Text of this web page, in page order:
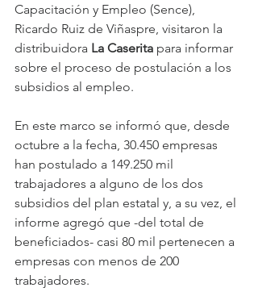
Capacitación y Empleo (Sence),
Ricardo Ruiz de Viñaspre, visitaron la
distribuidora La Caserita para informar
sobre el proceso de postulación a los
subsidios al empleo.
En este marco se informó que, desde
octubre a la fecha, 30.450 empresas
han postulado a 149.250 mil
trabajadores a alguno de los dos
subsidios del plan estatal y, a su vez, el
informe agregó que -del total de
beneficiados- casi 80 mil pertenecen a
empresas con menos de 200
trabajadores.